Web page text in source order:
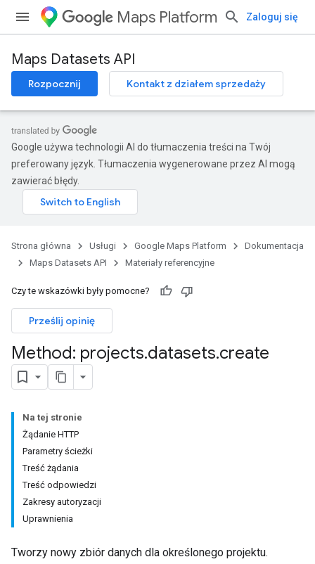
Maps Platform Zaloguj się
Maps Datasets API
Rozpocznij Kontakt z działem sprzedaży
Google używa technologii AI do tłumaczenia treści na Twój
preferowany język. Tłumaczenia wygenerowane przez AI mogą
zawierać błędy.
Strona główna Usługi Google Maps Platform
Dokumentacja
Maps Datasets API
Materiały referencyjne
Czy te wskazówki były pomocne?
Prześlij opinię
Method: projects.datasets.create
Na tej stronie
Żądanie HTTP
Parametry ścieżki
Treść żądania
Treść odpowiedzi
Zakresy autoryzacji
Uprawnienia
Tworzy nowy zbiór danych dla określonego projektu.